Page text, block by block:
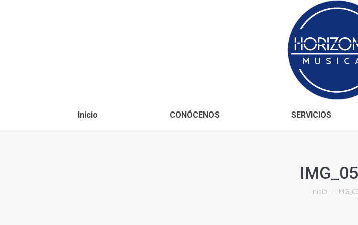
Inicio CONÓCENOS SERVICIOS
Estás aquí:
Inicio